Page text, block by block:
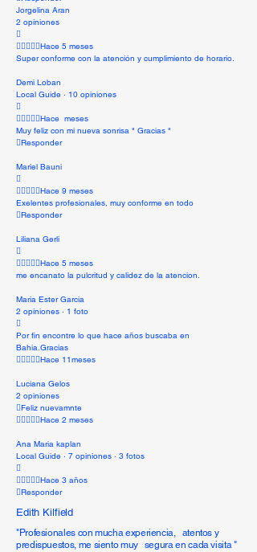
Jorgelina Aran
2 opiniones

Hace 5 meses
Super conforme con la atención y cumplimiento de horario.
Demi Loban
Local Guide · 10 opiniones

Hace meses
Muy feliz con mi nueva sonrisa " Gracias "
Responder
Mariel Bauni

Hace 9 meses
Exelentes profesionales, muy conforme en todo
Responder
Liliana Gerli

Hace 5 meses
me encanato la pulcritud y calidez de la atencion.
Maria Ester Garcia
2 opiniones · 1 foto

Por fin encontre lo que hace años buscaba en
Bahia.Gracias
Hace 11meses
Luciana Gelos
2 opiniones
Feliz nuevamnte
Hace 2 meses
Ana Maria kaplan
Local Guide · 7 opiniones · 3 fotos

Hace 3 años
Responder
Edith Kilfield
"Profesionales con mucha experiencia, atentos y
predispuestos, me siento muy segura en cada visita "